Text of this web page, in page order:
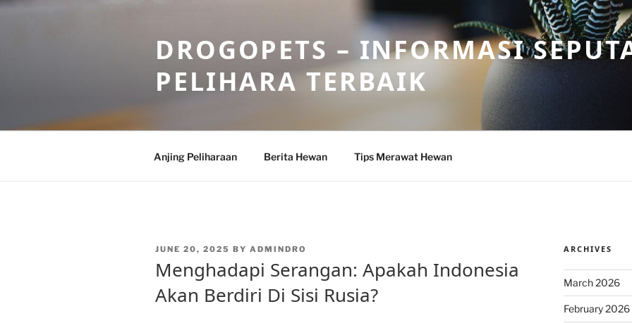
Skip
DROGOPETS – INFORMASI
PELIHARA TERBAIK
Anjing Peliharaan Berita Hewan Tips Merawat Hewan
POSTED
JUNE 20, 2025 BY ADMINDRO
Menghadapi Serangan: Apakah Indonesia
Akan Berdiri Di Sisi Rusia?
ARCHIVES
March 2026
February 2026